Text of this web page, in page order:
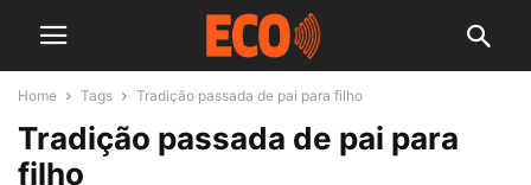
Home Tags Tradição passada de pai para filho
Tradição passada de pai para
filho